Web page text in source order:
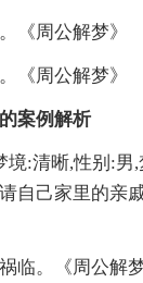
《周公解梦》
《周公解梦》
案例解析
境:清晰,性别:男
自己家里的亲
临。《周公解梦